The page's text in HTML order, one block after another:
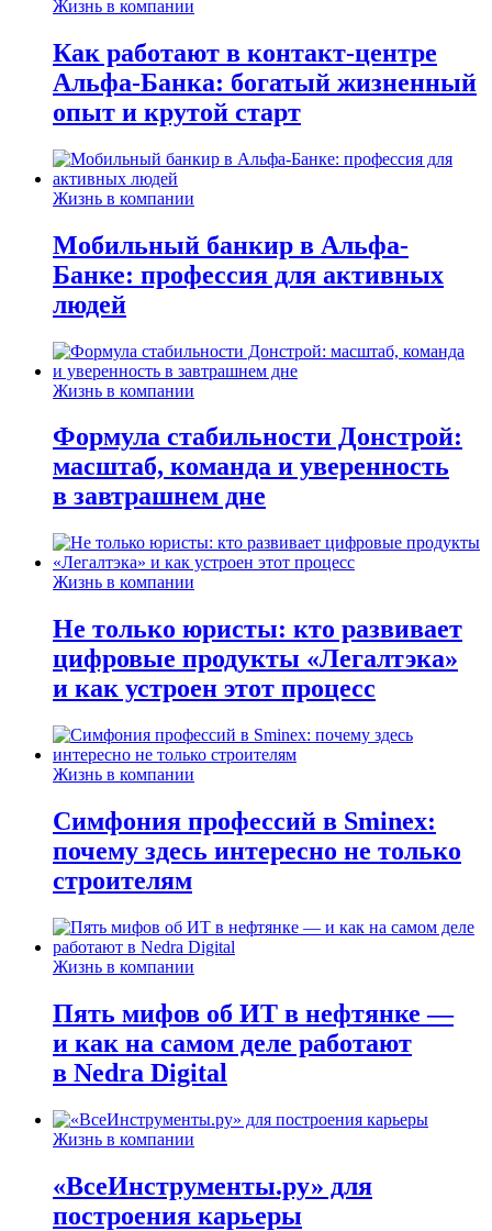
Жизнь в компании
Как работают в контакт-центре
Альфа-Банка: богатый жизненный
опыт и крутой старт
Жизнь в компании
Мобильный банкир в Альфа-
Банке: профессия для активных
людей
Жизнь в компании
Формула стабильности Донстрой:
масштаб, команда и уверенность
в завтрашнем дне
Жизнь в компании
Не только юристы: кто развивает
цифровые продукты «Легалтэка»
и как устроен этот процесс
Жизнь в компании
Симфония профессий в Sminex:
почему здесь интересно не только
строителям
Жизнь в компании
Пять мифов об ИТ в нефтянке —
и как на самом деле работают
в Nedra Digital
Жизнь в компании
«ВсеИнструменты.ру» для
построения карьеры